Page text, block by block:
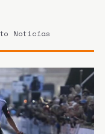
Noticias